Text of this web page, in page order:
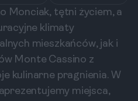
Monciak, tętni życiem, a
klimaty
mieszkańców, jak i
Monte Cassino z
kulinarne pragnienia. W
miejsca,